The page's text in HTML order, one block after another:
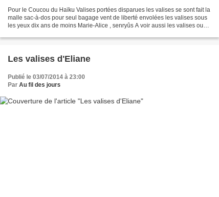
Pour le Coucou du Haïku Valises portées disparues les valises se sont fait la
malle sac-à-dos pour seul bagage vent de liberté envolées les valises sous
les yeux dix ans de moins Marie-Alice , senryûs A voir aussi les valises ou
Les valises d'Eliane
Publié le 03/07/2014 à 23:00
Par Au fil des jours